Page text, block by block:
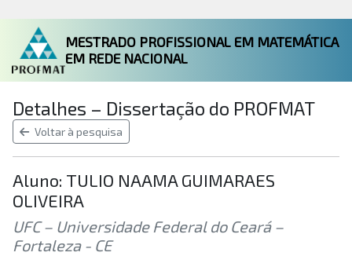
MESTRADO PROFISSIONAL EM MATEMÁTICA
EM REDE NACIONAL
Detalhes – Dissertação do PROFMAT
Voltar à pesquisa
Aluno: TULIO NAAMA GUIMARAES
OLIVEIRA
UFC – Universidade Federal do Ceará –
Fortaleza - CE